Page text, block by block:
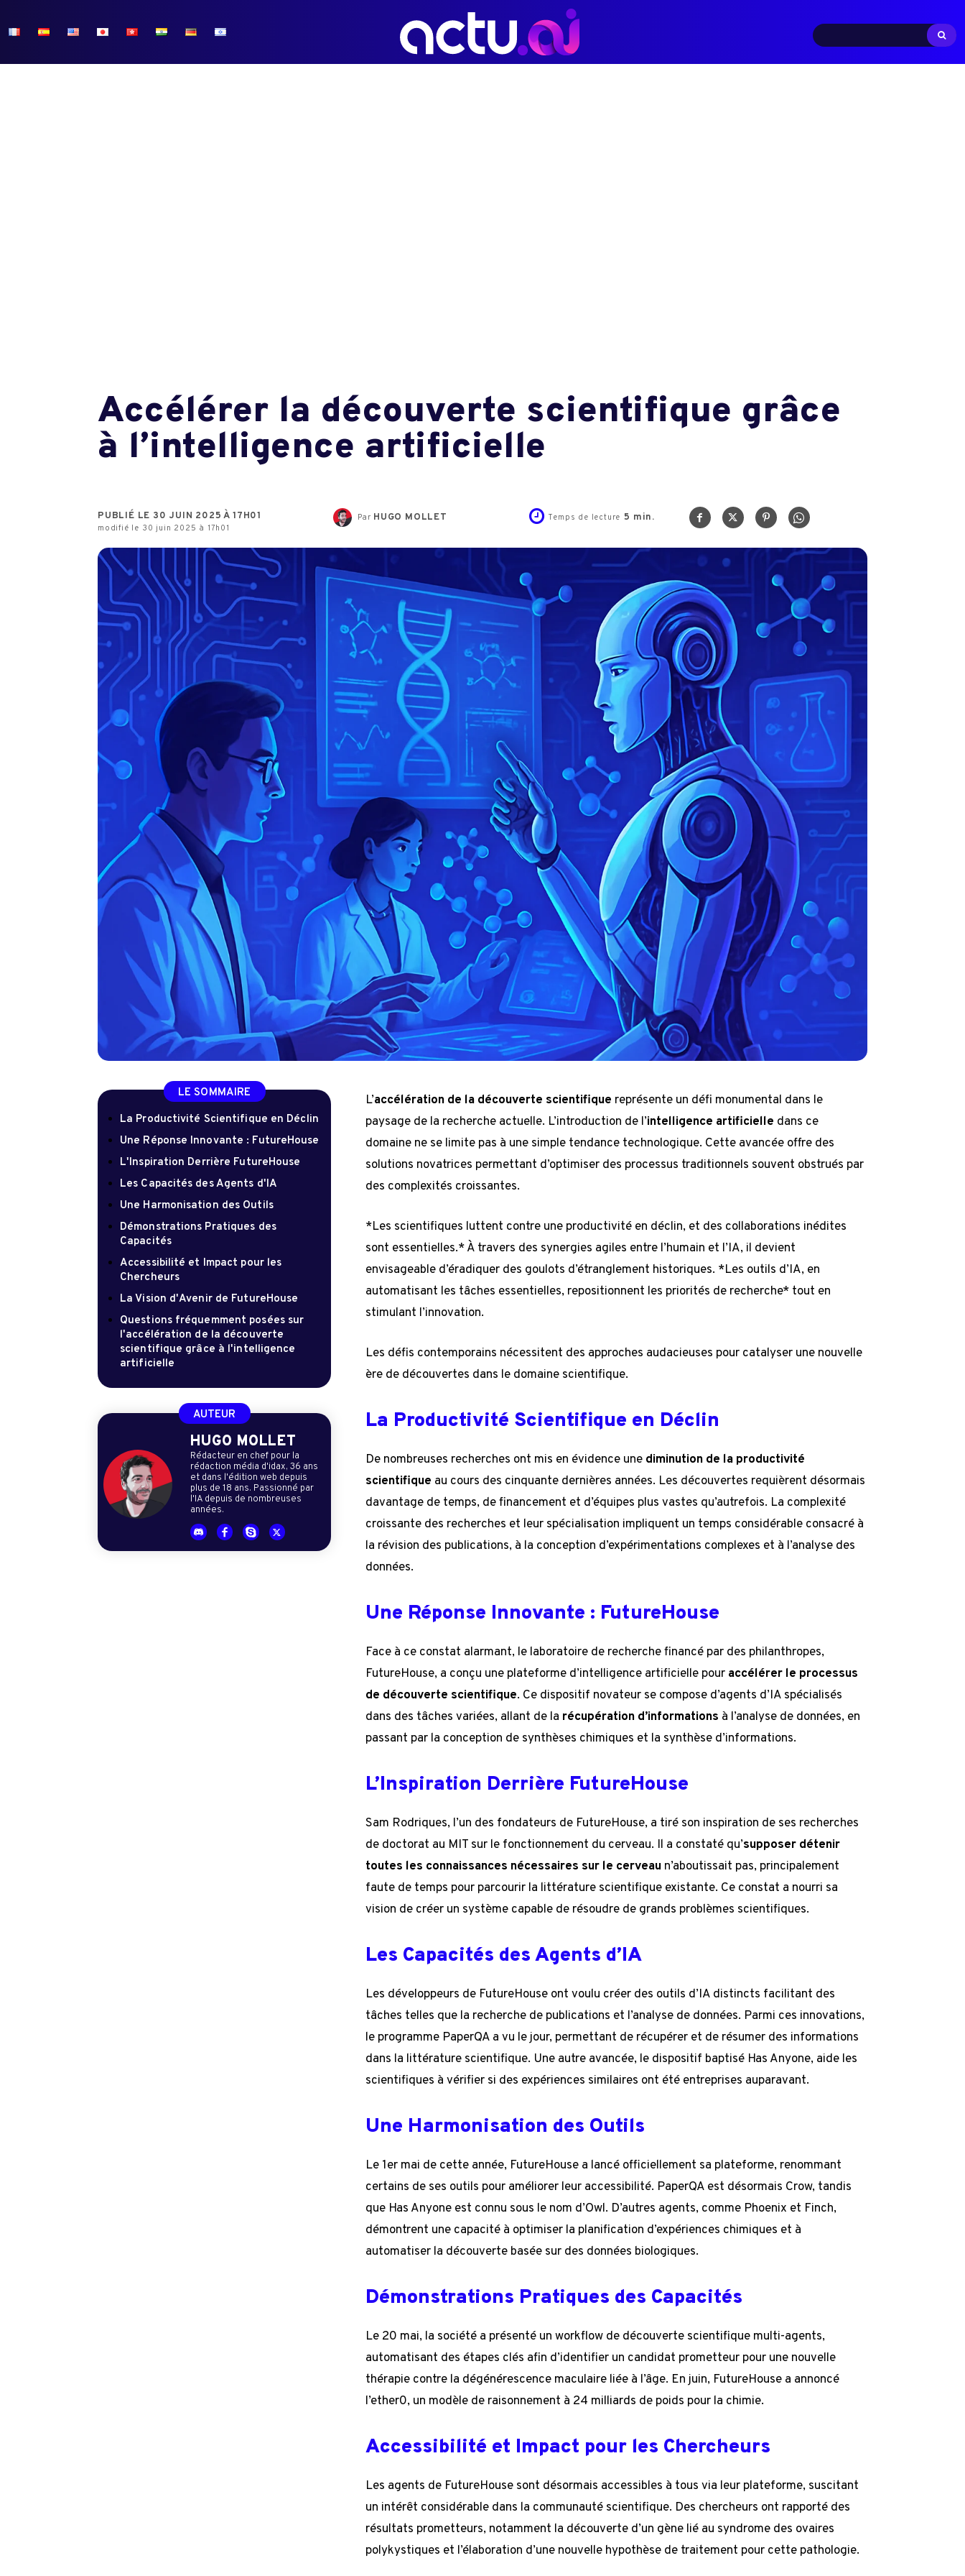
Accélérer la découverte scientifique grâce
à l’intelligence artificielle
PUBLIÉ LE 30 JUIN 2025 À 17H01
modifié le 30 juin 2025 à 17h01
Par HUGO MOLLET Temps de lecture 5 min.
LE SOMMAIRE
La Productivité Scientifique en Déclin
Une Réponse Innovante : FutureHouse
L'Inspiration Derrière FutureHouse
Les Capacités des Agents d'IA
Une Harmonisation des Outils
Démonstrations Pratiques des
Capacités
Accessibilité et Impact pour les
Chercheurs
La Vision d'Avenir de FutureHouse
Questions fréquemment posées sur
l'accélération de la découverte
scientifique grâce à l'intelligence
artificielle
AUTEUR
HUGO MOLLET
Rédacteur en chef pour la
rédaction média d'idax, 36 ans
et dans l'édition web depuis
plus de 18 ans. Passionné par
l'IA depuis de nombreuses
années.
L’accélération de la découverte scientifique représente un défi monumental dans le
paysage de la recherche actuelle. L’introduction de l’intelligence artificielle dans ce
domaine ne se limite pas à une simple tendance technologique. Cette avancée offre des
solutions novatrices permettant d’optimiser des processus traditionnels souvent obstrués par
des complexités croissantes.
*Les scientifiques luttent contre une productivité en déclin, et des collaborations inédites
sont essentielles.* À travers des synergies agiles entre l’humain et l’IA, il devient
envisageable d’éradiquer des goulots d’étranglement historiques. *Les outils d’IA, en
automatisant les tâches essentielles, repositionnent les priorités de recherche* tout en
stimulant l’innovation.
Les défis contemporains nécessitent des approches audacieuses pour catalyser une nouvelle
ère de découvertes dans le domaine scientifique.
La Productivité Scientifique en Déclin
De nombreuses recherches ont mis en évidence une diminution de la productivité
scientifique au cours des cinquante dernières années. Les découvertes requièrent désormais
davantage de temps, de financement et d’équipes plus vastes qu’autrefois. La complexité
croissante des recherches et leur spécialisation impliquent un temps considérable consacré à
la révision des publications, à la conception d’expérimentations complexes et à l’analyse des
données.
Une Réponse Innovante : FutureHouse
Face à ce constat alarmant, le laboratoire de recherche financé par des philanthropes,
FutureHouse, a conçu une plateforme d’intelligence artificielle pour accélérer le processus
de découverte scientifique. Ce dispositif novateur se compose d’agents d’IA spécialisés
dans des tâches variées, allant de la récupération d’informations à l’analyse de données, en
passant par la conception de synthèses chimiques et la synthèse d’informations.
L’Inspiration Derrière FutureHouse
Sam Rodriques, l’un des fondateurs de FutureHouse, a tiré son inspiration de ses recherches
de doctorat au MIT sur le fonctionnement du cerveau. Il a constaté qu’supposer détenir
toutes les connaissances nécessaires sur le cerveau n’aboutissait pas, principalement
faute de temps pour parcourir la littérature scientifique existante. Ce constat a nourri sa
vision de créer un système capable de résoudre de grands problèmes scientifiques.
Les Capacités des Agents d’IA
Les développeurs de FutureHouse ont voulu créer des outils d’IA distincts facilitant des
tâches telles que la recherche de publications et l’analyse de données. Parmi ces innovations,
le programme PaperQA a vu le jour, permettant de récupérer et de résumer des informations
dans la littérature scientifique. Une autre avancée, le dispositif baptisé Has Anyone, aide les
scientifiques à vérifier si des expériences similaires ont été entreprises auparavant.
Une Harmonisation des Outils
Le 1er mai de cette année, FutureHouse a lancé officiellement sa plateforme, renommant
certains de ses outils pour améliorer leur accessibilité. PaperQA est désormais Crow, tandis
que Has Anyone est connu sous le nom d’Owl. D’autres agents, comme Phoenix et Finch,
démontrent une capacité à optimiser la planification d’expériences chimiques et à
automatiser la découverte basée sur des données biologiques.
Démonstrations Pratiques des Capacités
Le 20 mai, la société a présenté un workflow de découverte scientifique multi-agents,
automatisant des étapes clés afin d’identifier un candidat prometteur pour une nouvelle
thérapie contre la dégénérescence maculaire liée à l’âge. En juin, FutureHouse a annoncé
l’ether0, un modèle de raisonnement à 24 milliards de poids pour la chimie.
Accessibilité et Impact pour les Chercheurs
Les agents de FutureHouse sont désormais accessibles à tous via leur plateforme, suscitant
un intérêt considérable dans la communauté scientifique. Des chercheurs ont rapporté des
résultats prometteurs, notamment la découverte d’un gène lié au syndrome des ovaires
polykystiques et l’élaboration d’une nouvelle hypothèse de traitement pour cette pathologie.